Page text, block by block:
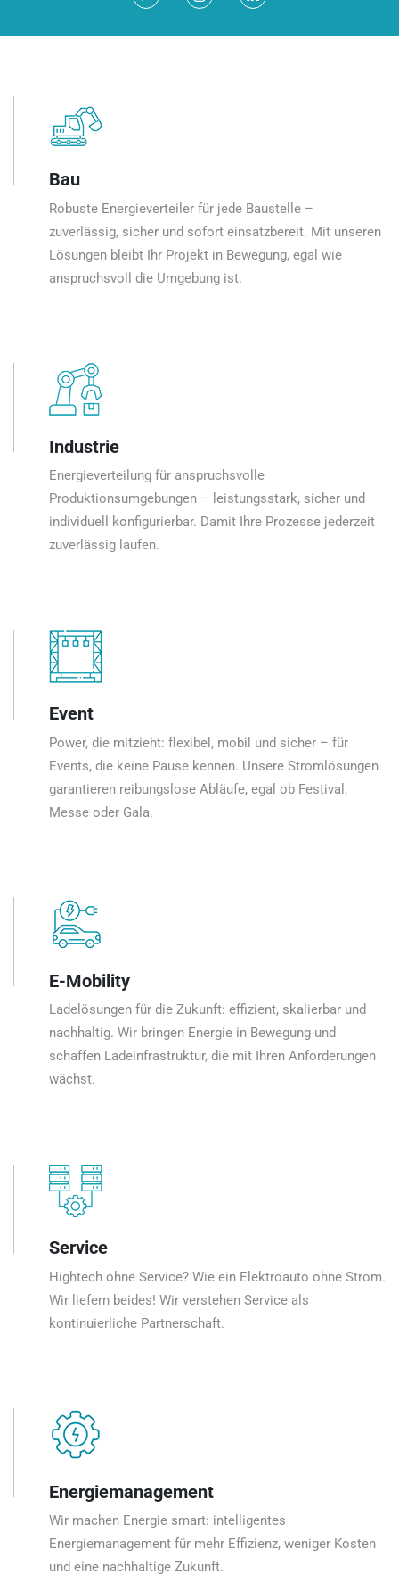
Bau
Robuste Energieverteiler für jede Baustelle –
zuverlässig, sicher und sofort einsatzbereit. Mit unseren
Lösungen bleibt Ihr Projekt in Bewegung, egal wie
anspruchsvoll die Umgebung ist.
Industrie
Energieverteilung für anspruchsvolle
Produktionsumgebungen – leistungsstark, sicher und
individuell konfigurierbar. Damit Ihre Prozesse jederzeit
zuverlässig laufen.
Event
Power, die mitzieht: flexibel, mobil und sicher – für
Events, die keine Pause kennen. Unsere Stromlösungen
garantieren reibungslose Abläufe, egal ob Festival,
Messe oder Gala.
E-Mobility
Ladelösungen für die Zukunft: effizient, skalierbar und
nachhaltig. Wir bringen Energie in Bewegung und
schaffen Ladeinfrastruktur, die mit Ihren Anforderungen
wächst.
Service
Hightech ohne Service? Wie ein Elektroauto ohne Strom.
Wir liefern beides! Wir verstehen Service als
kontinuierliche Partnerschaft.
Energiemanagement
Wir machen Energie smart: intelligentes
Energiemanagement für mehr Effizienz, weniger Kosten
und eine nachhaltige Zukunft.